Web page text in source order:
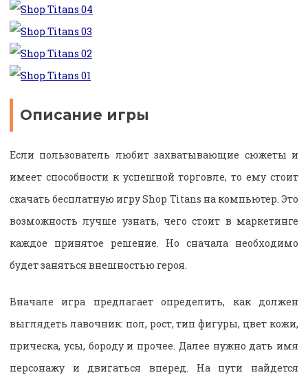
Описание игры
Если пользователь любит захватывающие сюжеты и
имеет способности к успешной торговле, то ему стоит
скачать бесплатную игру Shop Titans на компьютер. Это
возможность лучше узнать, чего стоит в маркетинге
каждое принятое решение. Но сначала необходимо
будет заняться внешностью героя.
Вначале игра предлагает определить, как должен
выглядеть лавочник: пол, рост, тип фигуры, цвет кожи,
прическа, усы, бороду и прочее. Далее нужно дать имя
персонажу и двигаться вперед. На пути найдется